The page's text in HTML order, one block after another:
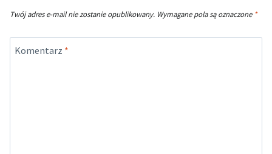
Twój adres e-mail nie zostanie opublikowany. Wymagane pola są oznaczone *
Komentarz *